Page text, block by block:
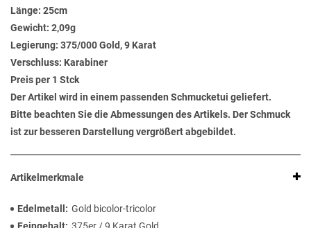
Länge: 25cm
Gewicht: 2,09g
Legierung: 375/000 Gold, 9 Karat
Verschluss: Karabiner
Preis per 1 Stck
Der Artikel wird in einem passenden Schmucketui geliefert.
Bitte beachten Sie die Abmessungen des Artikels. Der Schmuck
ist zur besseren Darstellung vergrößert abgebildet.
Artikelmerkmale
Edelmetall
Gold bicolor-tricolor